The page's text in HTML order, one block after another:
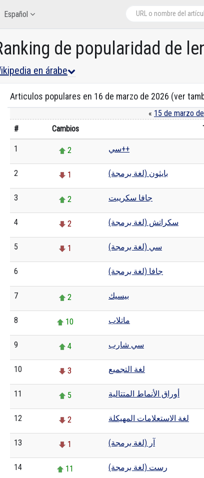
Español
de popularidad de
en árabe
Articulos populares en 16 de marzo de 2026 (ver
« 15 de marzo
#
Cambios
1 2 سي++
2 1 بايثون (لغة برمجة)
3 2 جافا سكريبت
4 2 سكراتش (لغة برمجة)
5 1 سي (لغة برمجة)
6 جافا (لغة برمجة)
7 2 بيسيك
8 10 ماتلاب
9 4 سي شارب
10 3 لغة التجميع
11 5 أوراق الأنماط المتتالية
12 2 لغة الاستعلامات المهيكلة
13 1 آر (لغة برمجة)
14 11 رست (لغة برمجة)